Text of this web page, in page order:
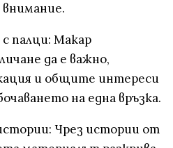
палци: Макар
да е важно,
и общите интереси
на една връзка.
Чрез истории от